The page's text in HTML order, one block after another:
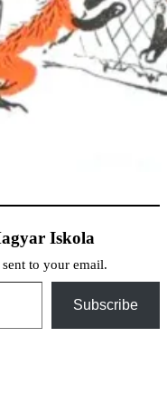
Iskola
sent to your email.
Subscribe